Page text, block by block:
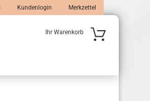
Kundenlogin Merkzettel
Ihr Warenkorb